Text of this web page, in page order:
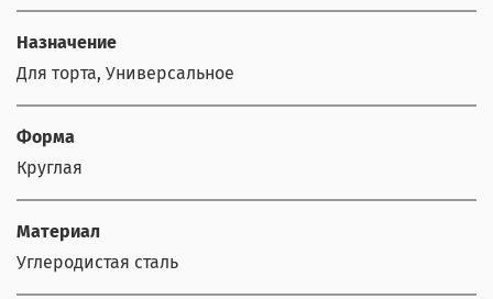
Назначение
Для торта, Универсальное
Форма
Круглая
Материал
Углеродистая сталь